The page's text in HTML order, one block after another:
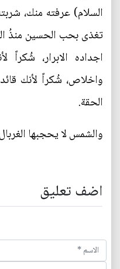
السلام) عرفته منك،
تغذى بحب الحسين منذُ
اجداده الابرار،
واخلاص، شُكراً لأنك
الحقة.
والشمس لا يحجبها
اضف تعليق